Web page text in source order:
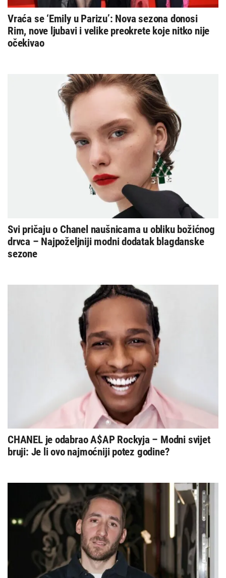
Vraća se ‘Emily u Parizu’: Nova sezona donosi
Rim, nove ljubavi i velike preokrete koje nitko nije
očekivao
Svi pričaju o Chanel naušnicama u obliku božićnog
drvca – Najpoželjniji modni dodatak blagdanske
sezone
CHANEL je odabrao A$AP Rockyja – Modni svijet
bruji: Je li ovo najmoćniji potez godine?